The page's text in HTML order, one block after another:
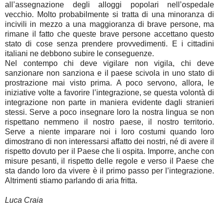
all’assegnazione degli alloggi popolari nell’ospedale
vecchio. Molto probabilmente si tratta di una minoranza di
incivili in mezzo a una maggioranza di brave persone, ma
rimane il fatto che queste brave persone accettano questo
stato di cose senza prendere provvedimenti. E i cittadini
italiani ne debbono subire le conseguenze.
Nel contempo chi deve vigilare non vigila, chi deve
sanzionare non sanziona e il paese scivola in uno stato di
prostrazione mai visto prima. A poco servono, allora, le
iniziative volte a favorire l’integrazione, se questa volontà di
integrazione non parte in maniera evidente dagli stranieri
stessi. Serve a poco insegnare loro la nostra lingua se non
rispettano nemmeno il nostro paese, il nostro territorio.
Serve a niente imparare noi i loro costumi quando loro
dimostrano di non interessarsi affatto dei nostri, né di avere il
rispetto dovuto per il Paese che li ospita. Imporre, anche con
misure pesanti, il rispetto delle regole e verso il Paese che
sta dando loro da vivere è il primo passo per l’integrazione.
Altrimenti stiamo parlando di aria fritta.
Luca Craia